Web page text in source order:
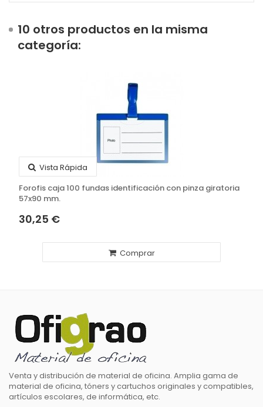
10 otros productos en la misma
categoría:
Vista Rápida
Forofis caja 100 fundas identificación con pinza giratoria
57x90 mm.
30,25 €
Comprar
Venta y distribución de material de oficina. Amplia gama de
material de oficina, tóners y cartuchos originales y compatibles,
artículos escolares, de informática, etc.